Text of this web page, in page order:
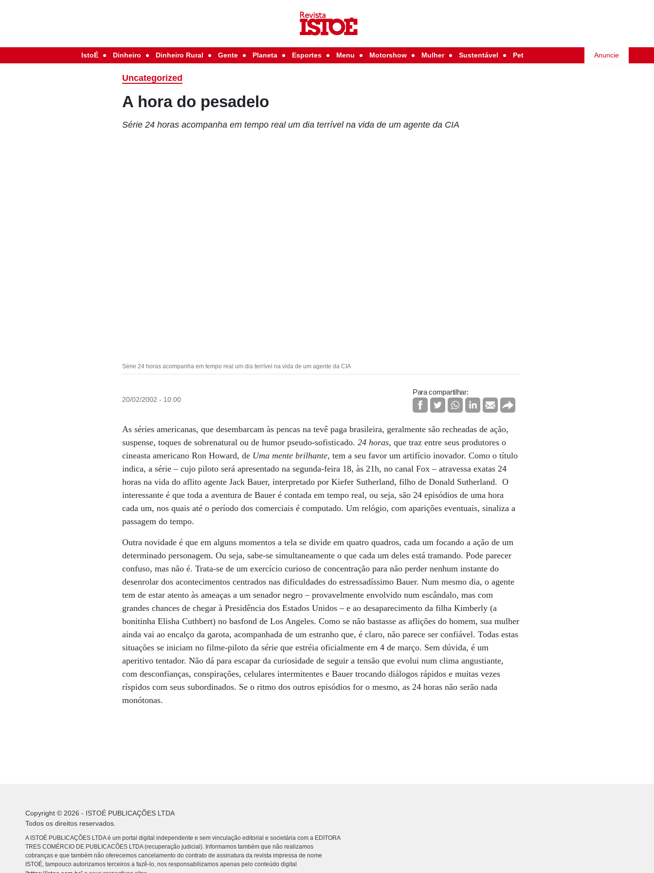
IstoÉ Dinheiro Dinheiro Rural Gente Planeta Esportes Menu Motorshow Mulher Sustentável Pet Anuncie
Uncategorized
A hora do pesadelo
Série 24 horas acompanha em tempo real um dia terrível na vida de um agente da CIA
Série 24 horas acompanha em tempo real um dia terrível na vida de um agente da CIA
20/02/2002 - 10:00
Para compartilhar:
As séries americanas, que desembarcam às pencas na tevê paga brasileira, geralmente são recheadas de ação,
suspense, toques de sobrenatural ou de humor pseudo-sofisticado.24 horas, que traz entre seus produtores o
cineasta americano Ron Howard, de Uma mente brilhante, tem a seu favor um artifício inovador. Como o título
indica, a série – cujo piloto será apresentado na segunda-feira 18, às 21h, no canal Fox – atravessa exatas 24
horas na vida do aflito agente Jack Bauer, interpretado por Kiefer Sutherland, filho de Donald Sutherland. O
interessante é que toda a aventura de Bauer é contada em tempo real, ou seja, são 24 episódios de uma hora
cada um, nos quais até o período dos comerciais é computado. Um relógio, com aparições eventuais, sinaliza a
passagem do tempo.
Outra novidade é que em alguns momentos a tela se divide em quatro quadros, cada um focando a ação de um
determinado personagem. Ou seja, sabe-se simultaneamente o que cada um deles está tramando. Pode parecer
confuso, mas não é. Trata-se de um exercício curioso de concentração para não perder nenhum instante do
desenrolar dos acontecimentos centrados nas dificuldades do estressadíssimo Bauer. Num mesmo dia, o agente
tem de estar atento às ameaças a um senador negro – provavelmente envolvido num escândalo, mas com
grandes chances de chegar à Presidência dos Estados Unidos – e ao desaparecimento da filha Kimberly (a
bonitinha Elisha Cuthbert) no basfond de Los Angeles. Como se não bastasse as aflições do homem, sua mulher
ainda vai ao encalço da garota, acompanhada de um estranho que, é claro, não parece ser confiável. Todas estas
situações se iniciam no filme-piloto da série que estréia oficialmente em 4 de março. Sem dúvida, é um
aperitivo tentador. Não dá para escapar da curiosidade de seguir a tensão que evolui num clima angustiante,
com desconfianças, conspirações, celulares intermitentes e Bauer trocando diálogos rápidos e muitas vezes
ríspidos com seus subordinados. Se o ritmo dos outros episódios for o mesmo, as 24 horas não serão nada
monótonas.
Copyright © 2026 - ISTOÉ PUBLICAÇÕES LTDA
Todos os direitos reservados.
A ISTOÉ PUBLICAÇÕES LTDA é um portal digital independente e sem vinculação editorial e societária com a EDITORA
TRES COMÉRCIO DE PUBLICACÕES LTDA (recuperação judicial). Informamos também que não realizamos
cobranças e que também não oferecemos cancelamento do contrato de assinatura da revista impressa de nome
ISTOÉ, tampouco autorizamos terceiros a fazê-lo, nos responsabilizamos apenas pelo conteúdo digital